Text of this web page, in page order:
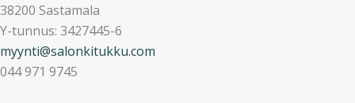
38200 Sastamala
Y-tunnus: 3427445-6
myynti@salonkitukku.com
044 971 9745